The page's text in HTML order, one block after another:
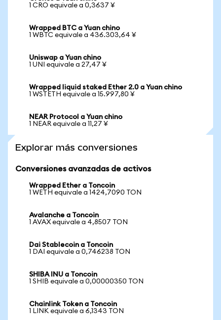
1 CRO equivale a 0,3637 ¥
Wrapped BTC a Yuan chino
1 WBTC equivale a 436.303,64 ¥
Uniswap a Yuan chino
1 UNI equivale a 27,47 ¥
Wrapped liquid staked Ether 2.0 a Yuan chino
1 WSTETH equivale a 15.997,80 ¥
NEAR Protocol a Yuan chino
1 NEAR equivale a 11,27 ¥
Explorar más conversiones
Conversiones avanzadas de activos
Wrapped Ether a Toncoin
1 WETH equivale a 1424,7090 TON
Avalanche a Toncoin
1 AVAX equivale a 4,8507 TON
Dai Stablecoin a Toncoin
1 DAI equivale a 0,746238 TON
SHIBA INU a Toncoin
1 SHIB equivale a 0,00000350 TON
Chainlink Token a Toncoin
1 LINK equivale a 6,1343 TON